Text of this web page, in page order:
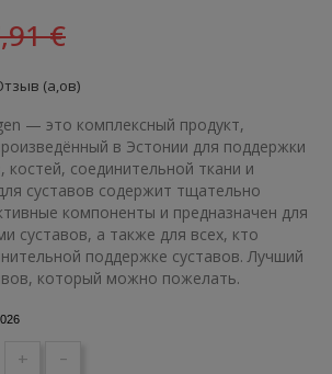
€
(а,ов)
— это комплексный продукт,
в Эстонии для поддержки
костей, соединительной ткани и
суставов содержит тщательно
компоненты и предназначен для
суставов, а также для всех, кто
поддержке суставов. Лучший
который можно пожелать.
+ -